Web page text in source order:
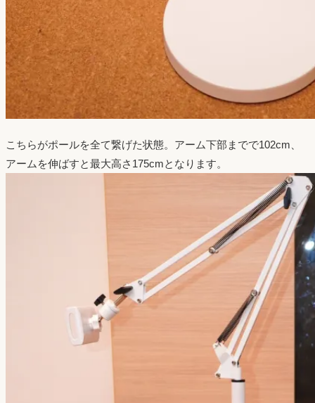
こちらがポールを全て繋げた状態。アーム下部までで102cm、
アームを伸ばすと最大高さ175cmとなります。